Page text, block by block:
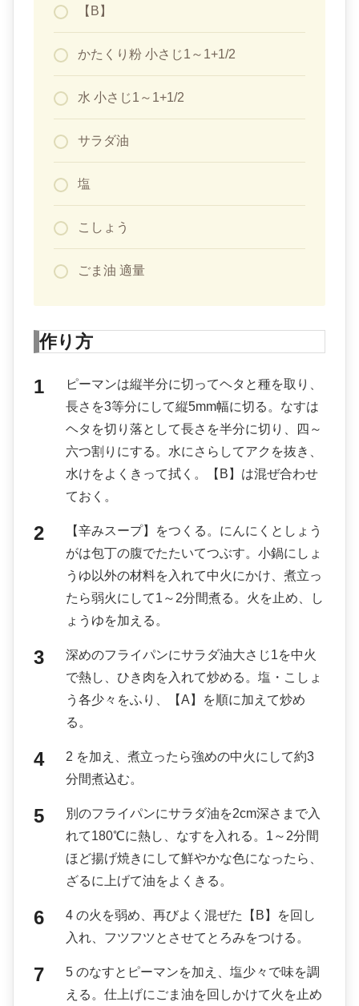
【B】
かたくり粉 小さじ1～1+1/2
水 小さじ1～1+1/2
サラダ油
塩
こしょう
ごま油 適量
作り方
ピーマンは縦半分に切ってヘタと種を取り、
長さを3等分にして縦5mm幅に切る。なすは
ヘタを切り落として長さを半分に切り、四～
六つ割りにする。水にさらしてアクを抜き、
水けをよくきって拭く。【B】は混ぜ合わせ
ておく。
【辛みスープ】をつくる。にんにくとしょう
がは包丁の腹でたたいてつぶす。小鍋にしょ
うゆ以外の材料を入れて中火にかけ、煮立っ
たら弱火にして1～2分間煮る。火を止め、し
ょうゆを加える。
深めのフライパンにサラダ油大さじ1を中火
で熱し、ひき肉を入れて炒める。塩・こしょ
う各少々をふり、【A】を順に加えて炒め
る。
2 を加え、煮立ったら強めの中火にして約3
分間煮込む。
別のフライパンにサラダ油を2cm深さまで入
れて180℃に熱し、なすを入れる。1～2分間
ほど揚げ焼きにして鮮やかな色になったら、
ざるに上げて油をよくきる。
4 の火を弱め、再びよく混ぜた【B】を回し
入れ、フツフツとさせてとろみをつける。
5 のなすとピーマンを加え、塩少々で味を調
える。仕上げにごま油を回しかけて火を止め